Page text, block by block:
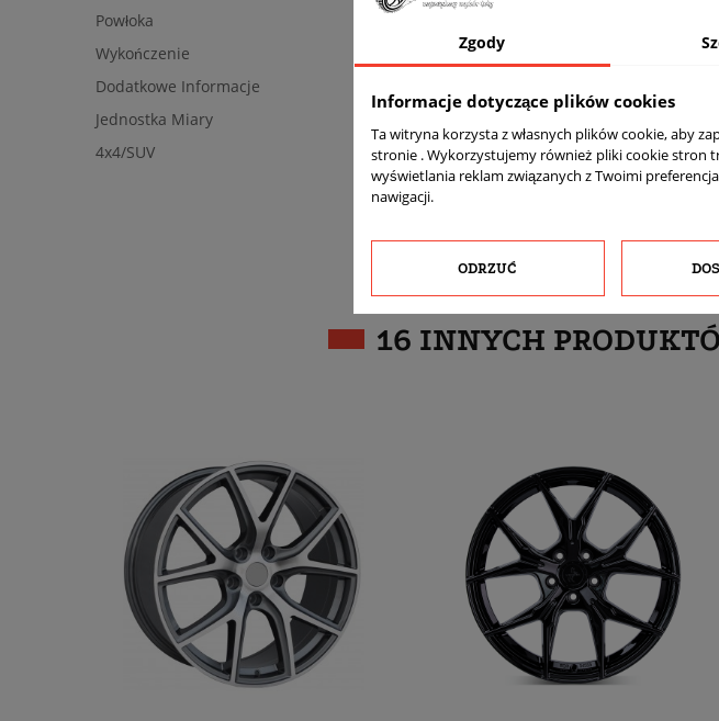
Powłoka
Wykończenie
Dodatkowe Informacje
Jednostka Miary
komplet (4 sztuki)
4x4/SUV
Tak
16 INNYCH
Zgody
Informacje dotyczące plików cookies
Ta witryna korzysta z własnych plików cookie, aby
stronie . Wykorzystujemy również pliki cookie stron
wyświetlania reklam związanych z Twoimi
nawigacji.
ODRZUĆ